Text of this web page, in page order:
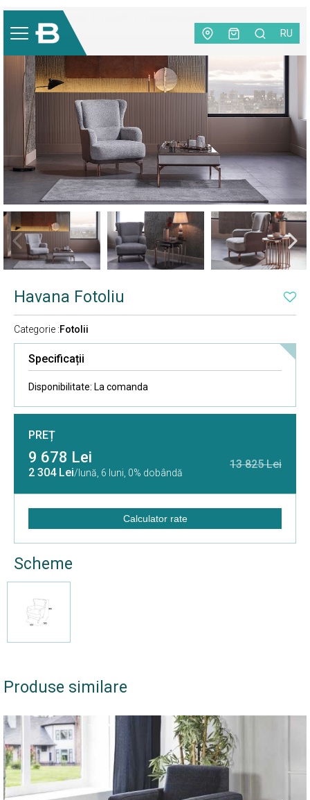
RU
Living
-30%
Havana Fotoliu
Categorie :Fotolii
Specificații
Disponibilitate: La comanda
PREȚ
9 678 Lei
2 304 Lei/lună, 6 luni, 0% dobândă
13 825 Lei
Calculator rate
Scheme
Produse similare